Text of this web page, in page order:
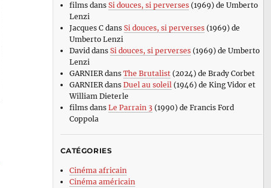
filmsdans Si douces, si perverses(1969) de Umberto
Lenzi
Jacques Cdans Si douces, si perverses(1969) de
Umberto Lenzi
Daviddans Si douces, si perverses(1969) de Umberto
Lenzi
GARNIERdans The Brutalist(2024) de Brady Corbet
GARNIERdans Duel au soleil(1946) de King Vidor et
William Dieterle
filmsdans Le Parrain 3 (1990) de Francis Ford
Coppola
CATÉGORIES
Cinéma africain
Cinéma américain